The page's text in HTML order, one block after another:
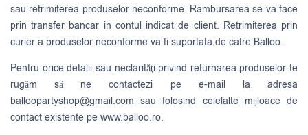
sau retrimiterea produselor neconforme. Rambursarea se va face
prin transfer bancar in contul indicat de client. Retrimiterea prin
curier a produselor neconforme va fi suportata de catre Balloo.
Pentru orice detalii sau neclarităţi privind returnarea produselor te
rugăm să ne contactezi pe e-mail la adresa
balloopartyshop@gmail.com sau folosind celelalte mijloace de
contact existente pe www.balloo.ro.